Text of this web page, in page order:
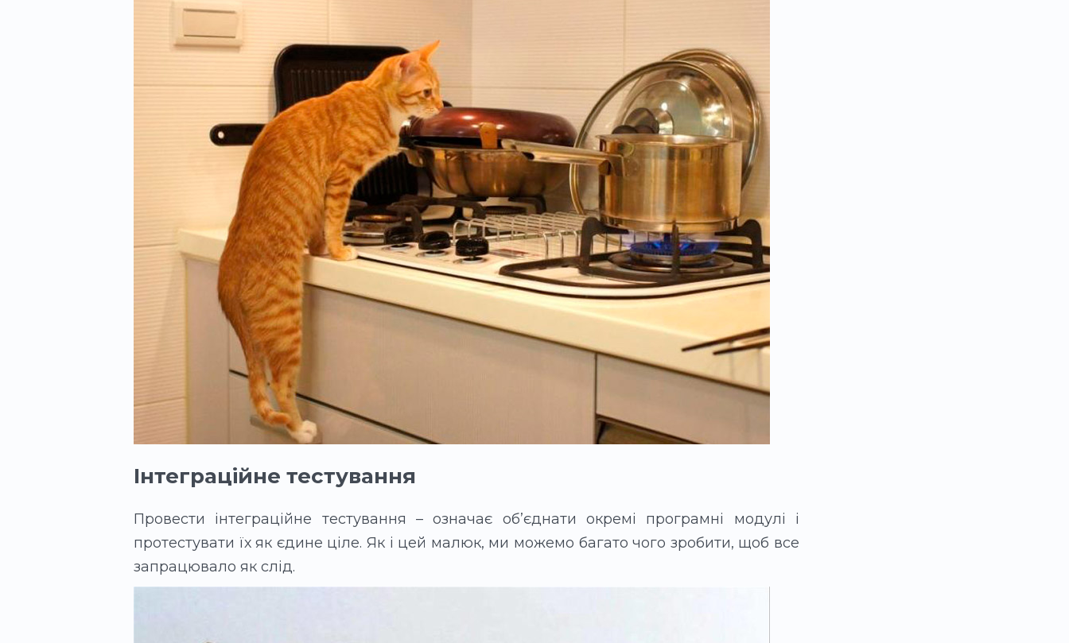
Інтеграційне тестування
Провести інтеграційне тестування – означає об’єднати окремі програмні модулі і
протестувати їх як єдине ціле. Як і цей малюк, ми можемо багато чого зробити, щоб все
запрацювало як слід.